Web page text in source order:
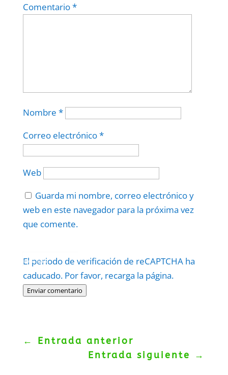
Comentario*
Nombre *
Correo electrónico*
Web
Guarda mi nombre, correo electrónico y
web en este navegador para la próxima vez
que comente.
El periodo de verificación de reCAPTCHA ha
caducado. Por favor, recarga la página.
Enviar comentario
Politica–Términos.
← Entrada anterior
Entrada siguiente
→